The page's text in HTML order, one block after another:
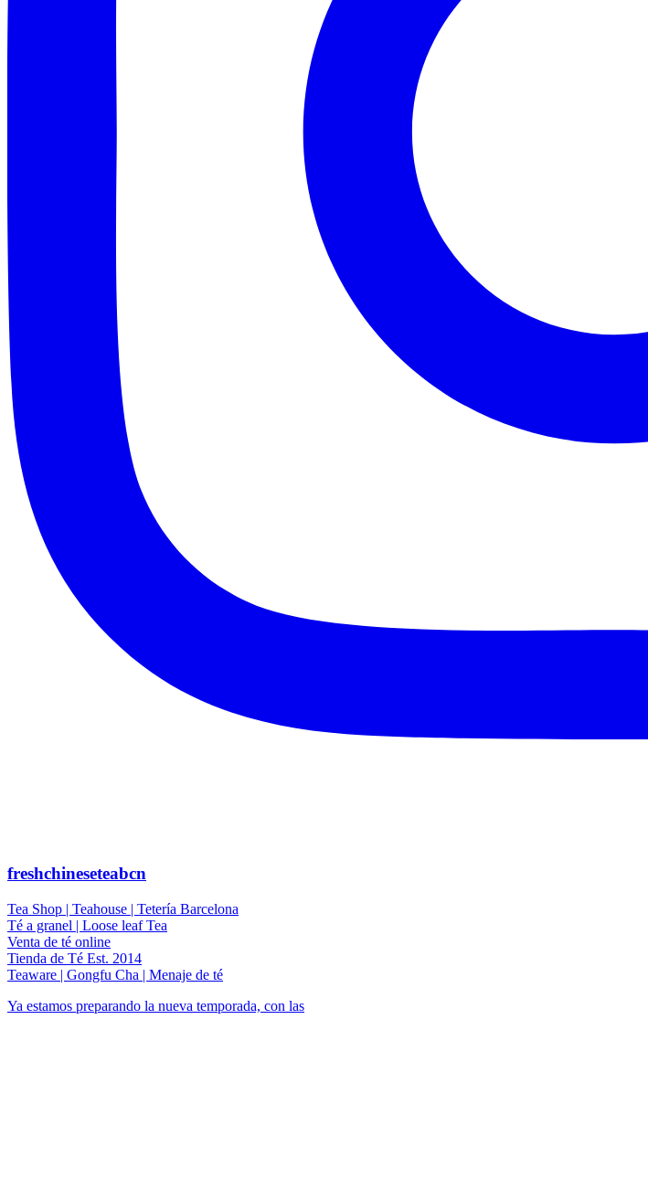
freshchineseteabcn
Tea Shop | Teahouse | Tetería Barcelona
Té a granel | Loose leaf Tea
Venta de té online
Tienda de Té Est. 2014
Teaware | Gongfu Cha | Menaje de té
Ya estamos preparando la nueva temporada, con las